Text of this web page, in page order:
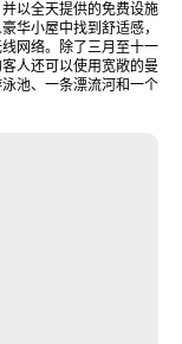
以全天提供的免费设施
华小屋中找到舒适感，
网络。除了三月至十一
人还可以使用宽敞的曼
池、一条漂流河和一个